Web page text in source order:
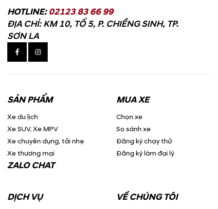
HOTLINE:02123 83 66 99
ĐỊA CHỈ: KM 10, TỔ 5, P. CHIỀNG SINH, TP.
SƠN LA
SẢN PHẨM
Xe du lịch
Xe SUV, Xe MPV
Xe chuyên dụng, tải nhẹ
Xe thương mại
ZALO CHAT
MUA XE
Chọn xe
So sánh xe
Đăng ký chạy thử
Đăng ký làm đại lý
DỊCH VỤ VỀ CHÚNG TÔI